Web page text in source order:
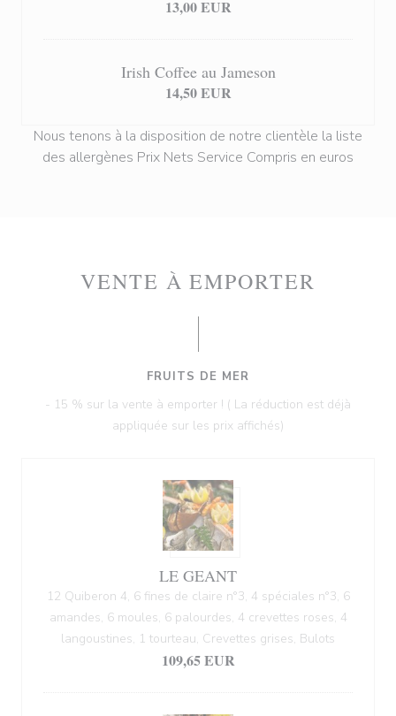
13,00 EUR
Irish Coffee au Jameson
14,50 EUR
Nous tenons à la disposition de notre clientèle la liste
des allergènes Prix Nets Service Compris en euros
VENTE À EMPORTER
FRUITS DE MER
- 15 % sur la vente à emporter ! ( La réduction est déjà
appliquée sur les prix affichés)
LE GEANT
12 Quiberon 4, 6 fines de claire n°3, 4 spéciales n°3, 6
amandes, 6 moules, 6 palourdes, 4 crevettes roses, 4
langoustines, 1 tourteau, Crevettes grises, Bulots
109,65 EUR